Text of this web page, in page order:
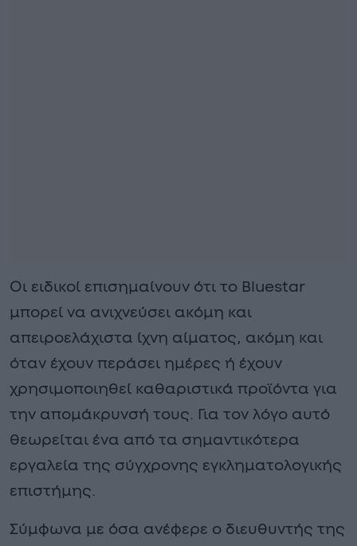
Οι ειδικοί επισημαίνουν ότι το Bluestar
μπορεί να ανιχνεύσει ακόμη και
απειροελάχιστα ίχνη αίματος, ακόμη και
όταν έχουν περάσει ημέρες ή έχουν
χρησιμοποιηθεί καθαριστικά προϊόντα για
την απομάκρυνσή τους. Για τον λόγο αυτό
θεωρείται ένα από τα σημαντικότερα
εργαλεία της σύγχρονης εγκληματολογικής
επιστήμης.
Σύμφωνα με όσα ανέφερε ο διευθυντής της